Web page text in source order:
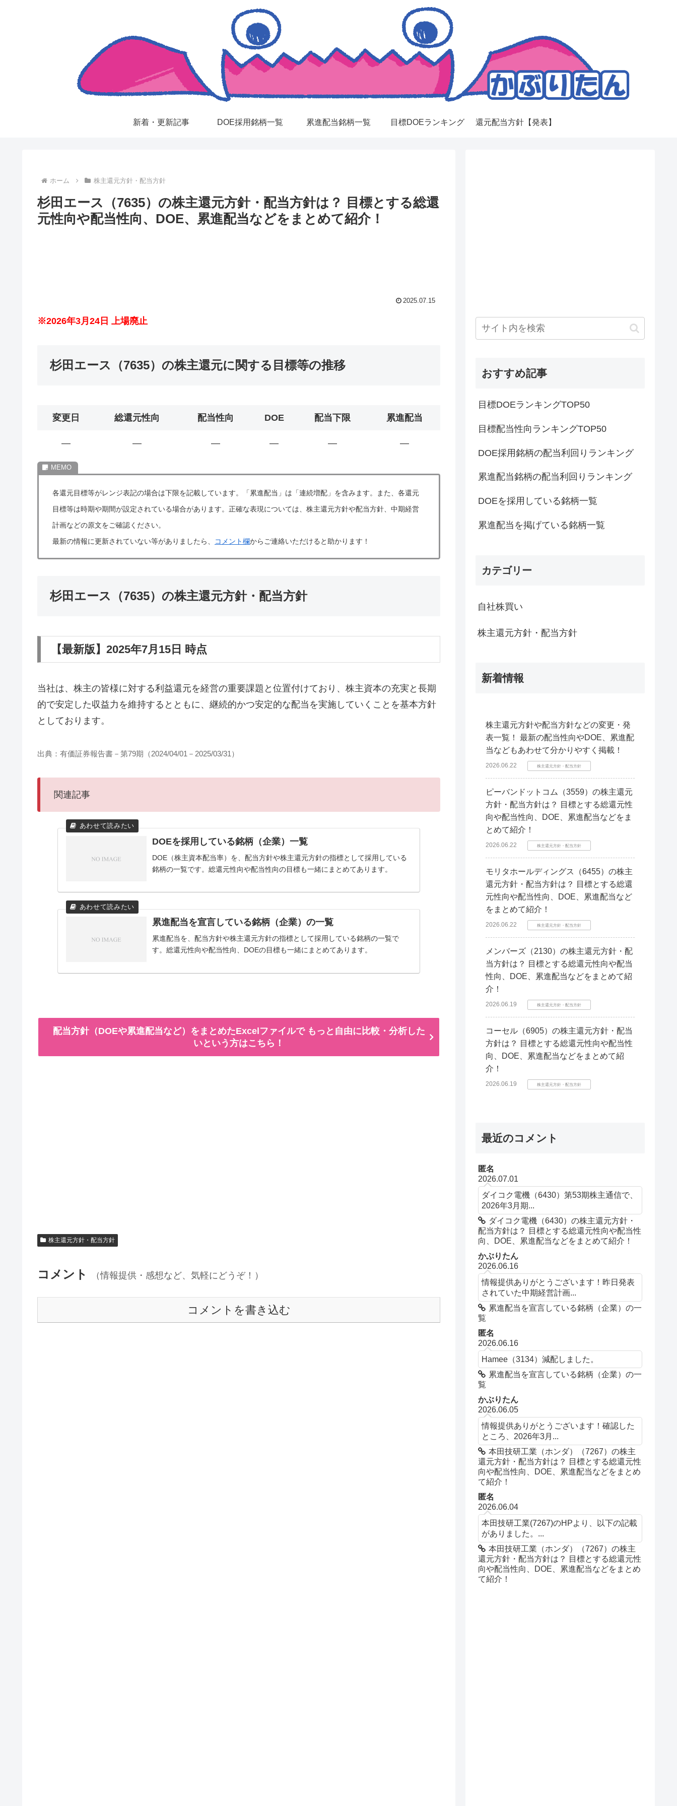
新着・更新記事 DOE採用銘柄一覧 累進配当銘柄一覧 目標DOEランキング 還元配当方針【発表】
ホーム 株主還元方針・配当方針
杉田エース（7635）の株主還元方針・配当方針は？ 目標とする総還
元性向や配当性向、DOE、累進配当などをまとめて紹介！
2025.07.15
※2026年3月24日 上場廃止
杉田エース（7635）の株主還元に関する目標等の推移
変更日 総還元性向 配当性向 DOE 配当下限 累進配当
― ― ― ― ― ―
各還元目標等がレンジ表記の場合は下限を記載しています。「累進配当」は「連続増配」を含みます。また、各還元
目標等は時期や期間が設定されている場合があります。正確な表現については、株主還元方針や配当方針、中期経営
計画などの原文をご確認ください。
最新の情報に更新されていない等がありましたら、
コメント欄からご連絡いただけると助かります！
杉田エース（7635）の株主還元方針・配当方針
【最新版】2025年7月15日 時点
当社は、株主の皆様に対する利益還元を経営の重要課題と位置付けており、株主資本の充実と長期
的で安定した収益力を維持するとともに、継続的かつ安定的な配当を実施していくことを基本方針
としております。
出典：有価証券報告書－第79期（2024/04/01－2025/03/31）
関連記事
DOEを採用している銘柄（企業）一覧
DOE（株主資本配当率）を、配当方針や株主還元方針の指標として採用している
銘柄の一覧です。総還元性向や配当性向の目標も一緒にまとめてあります。
累進配当を宣言している銘柄（企業）の一覧
累進配当を、配当方針や株主還元方針の指標として採用している銘柄の一覧で
す。総還元性向や配当性向、DOEの目標も一緒にまとめてあります。
配当方針（DOEや累進配当など）をまとめたExcelファイルで もっと自由に比較・分析した
いという方はこちら！
株主還元方針・配当方針
コメント （情報提供・感想など、気軽にどうぞ！）
コメントを書き込む
おすすめ記事
目標DOEランキングTOP50
目標配当性向ランキングTOP50
DOE採用銘柄の配当利回りランキング
累進配当銘柄の配当利回りランキング
DOEを採用している銘柄一覧
累進配当を掲げている銘柄一覧
カテゴリー
自社株買い
株主還元方針・配当方針
新着情報
株主還元方針や配当方針などの変更・発
表一覧！ 最新の配当性向やDOE、累進配
当などもあわせて分かりやすく掲載！
2026.06.22 株主還元方針・配当方針
ピーバンドットコム（3559）の株主還元
方針・配当方針は？ 目標とする総還元性
向や配当性向、DOE、累進配当などをま
とめて紹介！
2026.06.22 株主還元方針・配当方針
モリタホールディングス（6455）の株主
還元方針・配当方針は？ 目標とする総還
元性向や配当性向、DOE、累進配当など
をまとめて紹介！
2026.06.22 株主還元方針・配当方針
メンバーズ（2130）の株主還元方針・配
当方針は？ 目標とする総還元性向や配当
性向、DOE、累進配当などをまとめて紹
介！
2026.06.19 株主還元方針・配当方針
コーセル（6905）の株主還元方針・配当
方針は？ 目標とする総還元性向や配当性
向、DOE、累進配当などをまとめて紹
介！
2026.06.19 株主還元方針・配当方針
最近のコメント
匿名
2026.07.01
ダイコク電機（6430）第53期株主通信で、
2026年3月期...
ダイコク電機（6430）の株主還元方針・
配当方針は？ 目標とする総還元性向や配当性
向、DOE、累進配当などをまとめて紹介！
かぶりたん
2026.06.16
情報提供ありがとうございます！昨日発表
されていた中期経営計画...
累進配当を宣言している銘柄（企業）の一
覧
匿名
2026.06.16
Hamee（3134）減配しました。
累進配当を宣言している銘柄（企業）の一
覧
かぶりたん
2026.06.05
情報提供ありがとうございます！確認した
ところ、2026年3月...
本田技研工業（ホンダ）（7267）の株主
還元方針・配当方針は？ 目標とする総還元性
向や配当性向、DOE、累進配当などをまとめ
て紹介！
匿名
2026.06.04
本田技研工業(7267)のHPより、以下の記載
がありました。...
本田技研工業（ホンダ）（7267）の株主
還元方針・配当方針は？ 目標とする総還元性
向や配当性向、DOE、累進配当などをまとめ
て紹介！